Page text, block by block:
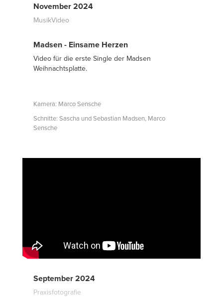
November 2024
MusikVideo
Madsen - Einsame Herzen
Video für die erste Single der Madsen
Weihnachtsplatte.
Kamera: Marco Sensche
Schnitte: Sascha und Sebastian Madsen, Marco
Sensche
September 2024
Praxisfotografie